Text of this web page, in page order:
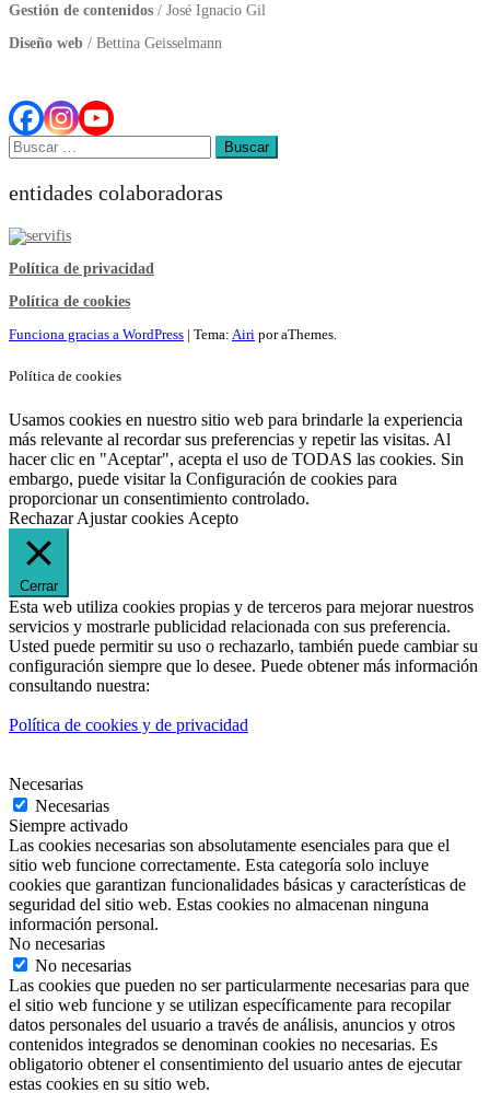
Gestión de contenidos / José Ignacio Gil
Diseño web / Bettina Geisselmann
Buscar:
entidades colaboradoras
Política de privacidad
Política de cookies
Funciona gracias a WordPress | Tema: Airi por aThemes.
Política de cookies
Usamos cookies en nuestro sitio web para brindarle la experiencia
más relevante al recordar sus preferencias y repetir las visitas. Al
hacer clic en "Aceptar", acepta el uso de TODAS las cookies. Sin
embargo, puede visitar la Configuración de cookies para
proporcionar un consentimiento controlado.
Rechazar Ajustar cookies Acepto
Cerrar
Esta web utiliza cookies propias y de terceros para mejorar nuestros
servicios y mostrarle publicidad relacionada con sus preferencia.
Usted puede permitir su uso o rechazarlo, también puede cambiar su
configuración siempre que lo desee. Puede obtener más información
consultando nuestra:
Política de cookies y de privacidad
Necesarias
Necesarias
Siempre activado
Las cookies necesarias son absolutamente esenciales para que el
sitio web funcione correctamente. Esta categoría solo incluye
cookies que garantizan funcionalidades básicas y características de
seguridad del sitio web. Estas cookies no almacenan ninguna
información personal.
No necesarias
No necesarias
Las cookies que pueden no ser particularmente necesarias para que
el sitio web funcione y se utilizan específicamente para recopilar
datos personales del usuario a través de análisis, anuncios y otros
contenidos integrados se denominan cookies no necesarias. Es
obligatorio obtener el consentimiento del usuario antes de ejecutar
estas cookies en su sitio web.